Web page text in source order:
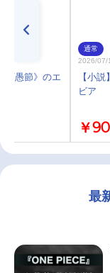
万愚節》のエ
通常
2026/07/
【小
ビア
￥
最